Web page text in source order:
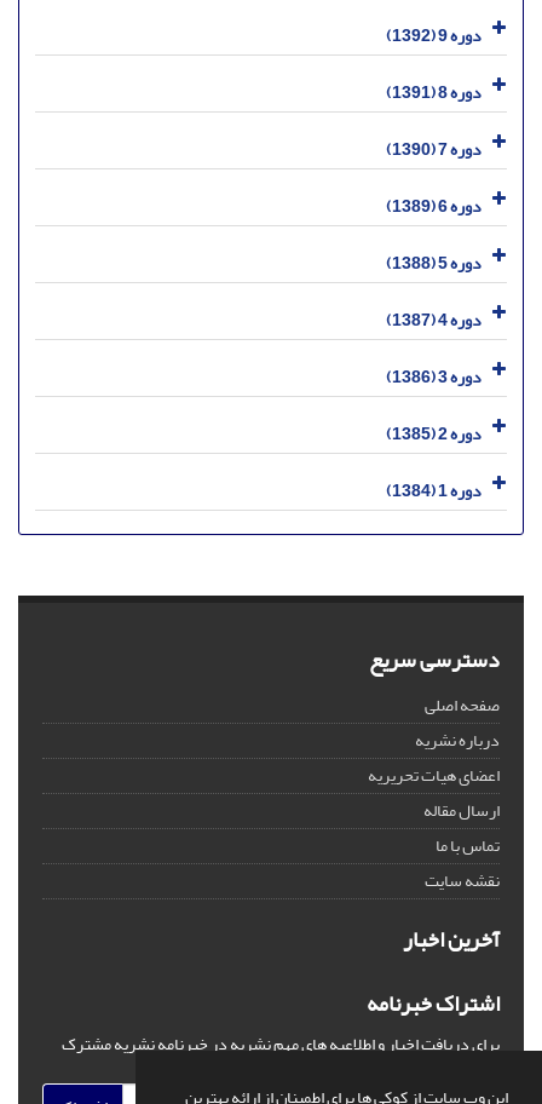
این وب سایت از کوکی ها برای اطمینان از ارائه بهترین
دوره 9 (1392)
دوره 8 (1391)
دوره 7 (1390)
دوره 6 (1389)
دوره 5 (1388)
دوره 4 (1387)
دوره 3 (1386)
دوره 2 (1385)
دوره 1 (1384)
دسترسی سریع
صفحه اصلی
درباره نشریه
اعضای هیات تحریریه
ارسال مقاله
تماس با ما
نقشه سایت
آخرین اخبار
اشتراک خبرنامه
برای دریافت اخبار و اطلاعیه های مهم نشریه در خبرنامه نشریه مشترک